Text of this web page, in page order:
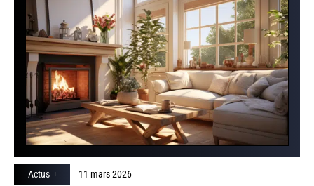
Actus 11 mars 2026